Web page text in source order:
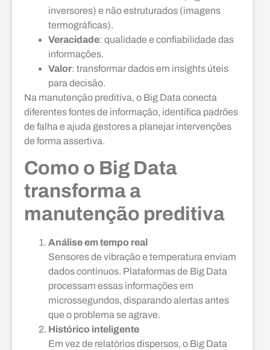
inversores) e não estruturados (imagens
termográficas).
Veracidade: qualidade e confiabilidade das
informações.
Valor: transformar dados em insights úteis
para decisão.
Na manutenção preditiva, o Big Data conecta
diferentes fontes de informação, identifica padrões
de falha e ajuda gestores a planejar intervenções
de forma assertiva.
Como o Big Data
transforma a
manutenção preditiva
Análise em tempo real
Sensores de vibração e temperatura enviam
dados contínuos. Plataformas de Big Data
processam essas informações em
microssegundos, disparando alertas antes
que o problema se agrave.
Histórico inteligente
Em vez de relatórios dispersos, o Big Data